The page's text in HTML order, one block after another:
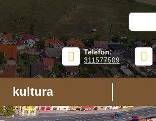
Telefon:
311577509
kultura